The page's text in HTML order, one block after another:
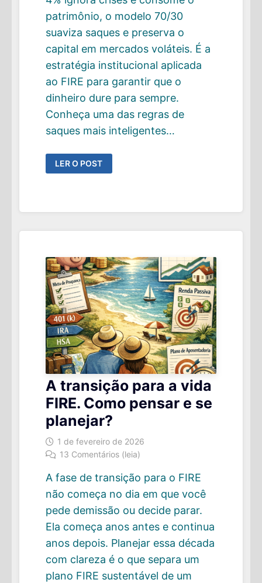
patrimônio, o modelo 70/30
suaviza saques e preserva o
capital em mercados voláteis. É a
estratégia institucional aplicada
ao FIRE para garantir que o
dinheiro dure para sempre.
Conheça uma das regras de
saques mais inteligentes…
A
REGRA
DE
JÁ
O
APLICADO
AO
FIRE
LER O POST
A transição para a vida
FIRE. Como pensar e se
planejar?
1 de fevereiro de 2026
13 Comentários (leia)
A fase de transição para o FIRE
não começa no dia em que você
pede demissão ou decide parar.
Ela começa anos antes e continua
anos depois. Planejar essa década
com clareza é o que separa um
plano FIRE sustentável de um